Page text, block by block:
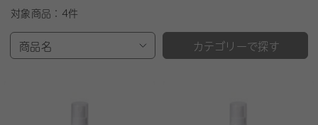
対象商品： 4件
商品名 カテゴリーで探す